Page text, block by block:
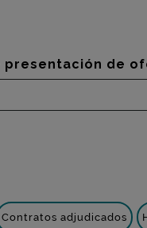
presentación de
Contratos adjudicados